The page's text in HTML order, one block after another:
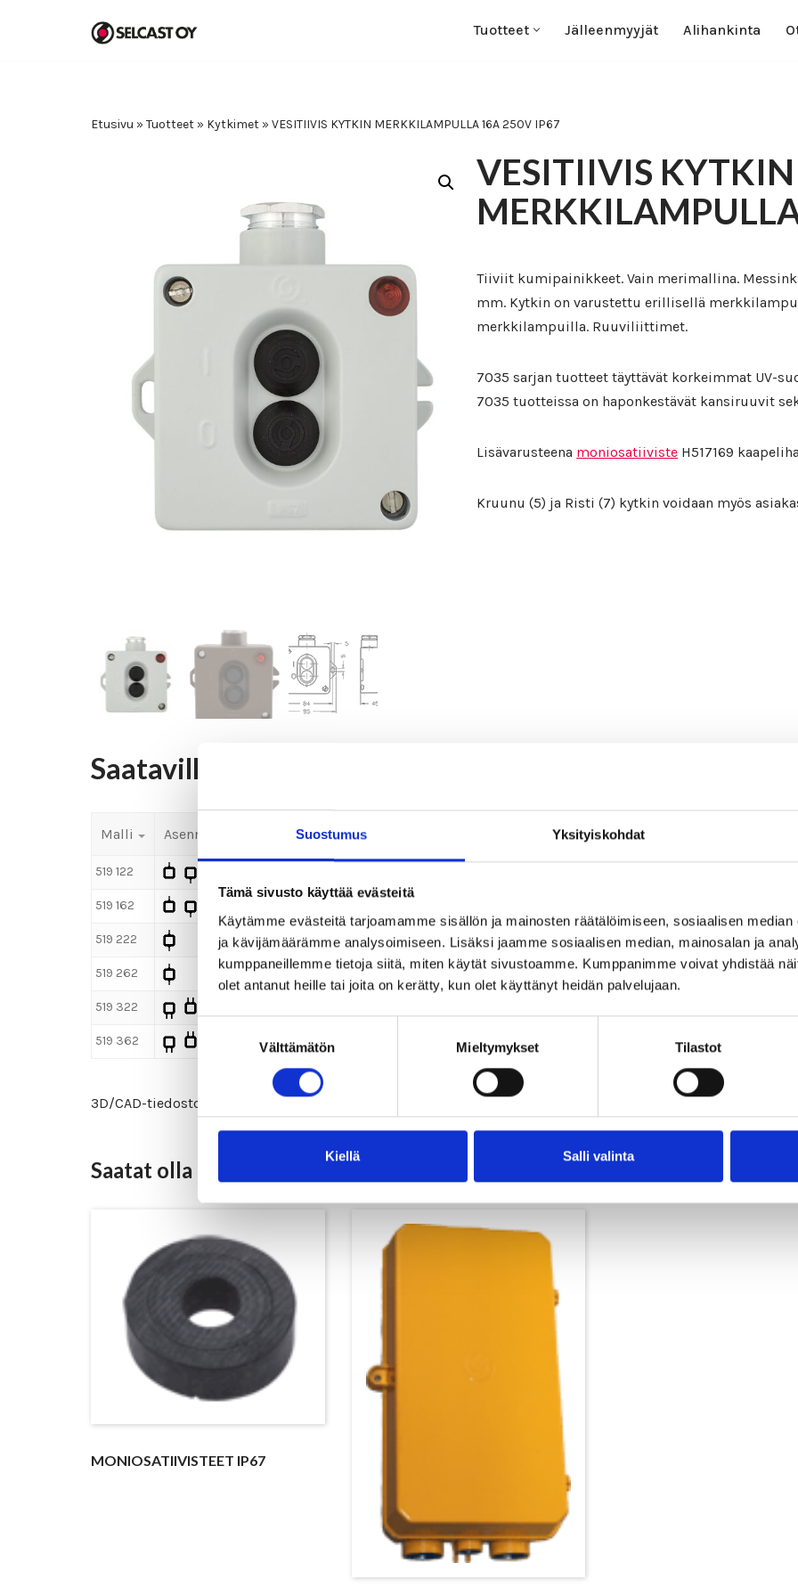
Suostumus Yksityiskohdat
Tämä sivusto käyttää evästeitä
Käytämme evästeitä tarjoamamme sisällön ja mainosten räätälöimiseen, sosiaalisen
ja kävijämäärämme analysoimiseen. Lisäksi jaamme sosiaalisen median, mainosalan ja
kumppaneillemme tietoja siitä, miten käytät sivustoamme. Kumppanimme voivat yhdistää
olet antanut heille tai joita on kerätty, kun olet käyttänyt heidän palvelujaan.
Välttämätön Mieltymykset Tilastot
Kiellä Salli valinta
Tuotteet Jälleenmyyjät Alihankinta
Etusivu » Tuotteet » Kytkimet » VESITIIVIS KYTKIN MERKKILAMPULLA 16A 250V IP67
VESITIIVIS KYTKIN
Tiiviit kumipainikkeet. Vain merimallina.
mm. Kytkin on varustettu erillisellä
merkkilampuilla. Ruuviliittimet.
7035 sarjan tuotteet täyttävät korkeimmat UV-
7035 tuotteissa on haponkestävät kansiruuvit
Lisävarusteena moniosatiiviste H517169
Kruunu (5) ja Risti (7) kytkin voidaan myös
Saatavilla olevat vaihtoehdot
Malli Asennus Tilausnro Merimalli Brown Marine model
519 122
519 162
519 222 2005532 RAL-7035 2-pole 7228272
519 262 2005542 RAL-7035 Change over 6/1 7228282
519 322
519 362 2005549 Change over 6/1 7228289
3D/CAD-tiedostot saatavilla pyynnöstä. Ota yhteyttä osoitteeseen
Saatat olla kiinnostunut...
MONIOSATIIVISTEET IP67